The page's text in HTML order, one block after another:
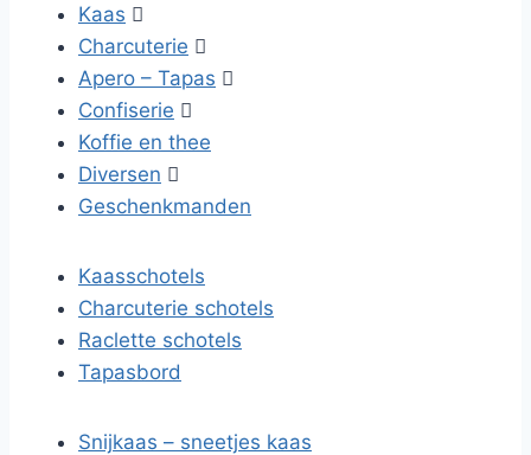
Kaas 
Charcuterie 
Apero – Tapas 
Confiserie 
Koffie en thee
Diversen 
Geschenkmanden
Kaasschotels
Charcuterie schotels
Raclette schotels
Tapasbord
Snijkaas – sneetjes kaas